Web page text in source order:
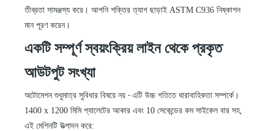
তীব্রতা সামঞ্জস্য করে। আপনি শক্তির ত্যাগ ছাড়াই ASTM C936 নিষ্কাশন
মান পূরণ করেন।
একটিসম্পূর্ণ স্বয়ংক্রিয় লাইন থেকে প্রকৃত
আউটপুট সংখ্যা
অটোমেশন শুধুমাত্র সুবিধার বিষয়ে নয় - এটি উচ্চ গতিতে ধারাবাহিকতা সম্পর্কে।
1400 x 1200 মিমি প্যালেটের আকার এবং 10 সেকেন্ডের কম সাইকেল বার সহ,
এই মেশিনটি উত্পাদন করে: